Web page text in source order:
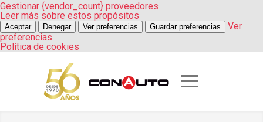
Gestionar {vendor_count} proveedores
Leer más sobre estos propósitos
Aceptar Denegar Ver preferencias Guardar preferencias
Ver
preferencias
Política de cookies